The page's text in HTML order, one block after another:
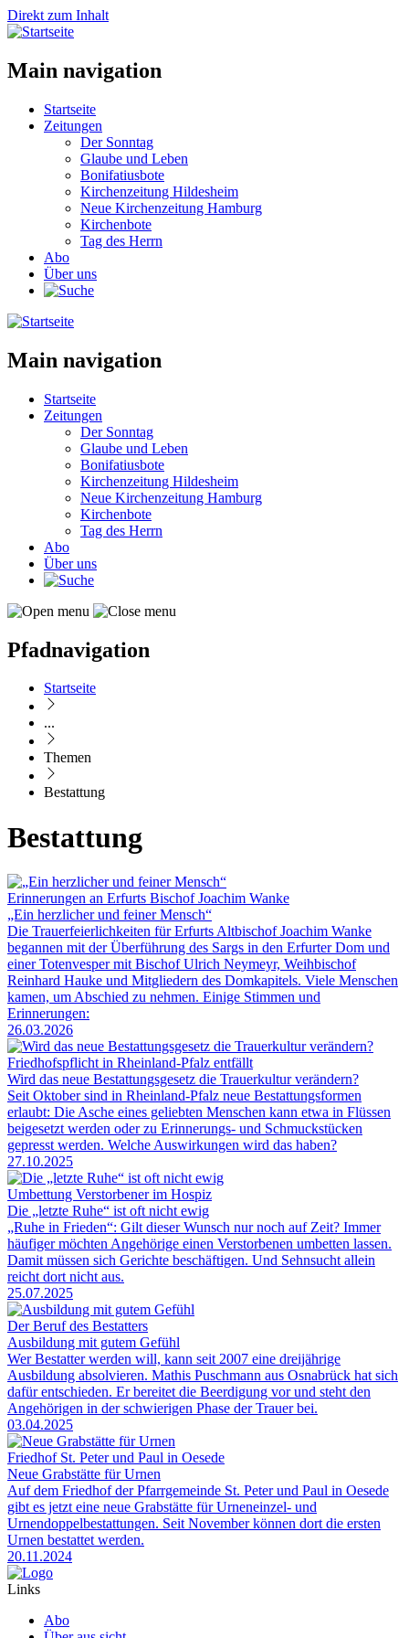
Direkt zum Inhalt
Main navigation
Startseite
Zeitungen
Der Sonntag
Glaube und Leben
Bonifatiusbote
Kirchenzeitung Hildesheim
Neue Kirchenzeitung Hamburg
Kirchenbote
Tag des Herrn
Abo
Über uns
Main navigation
Startseite
Zeitungen
Der Sonntag
Glaube und Leben
Bonifatiusbote
Kirchenzeitung Hildesheim
Neue Kirchenzeitung Hamburg
Kirchenbote
Tag des Herrn
Abo
Über uns
Pfadnavigation
Startseite
...
Themen
Bestattung
Bestattung
Erinnerungen an Erfurts Bischof Joachim Wanke
„Ein herzlicher und feiner Mensch“
Die Trauerfeierlichkeiten für Erfurts Altbischof Joachim Wanke
begannen mit der Überführung des Sargs in den Erfurter Dom und
einer Totenvesper mit Bischof Ulrich Neymeyr, Weihbischof
Reinhard Hauke und Mitgliedern des Domkapitels. Viele Menschen
kamen, um Abschied zu nehmen. Einige Stimmen und
Erinnerungen:
26.03.2026
Friedhofspflicht in Rheinland-Pfalz entfällt
Wird das neue Bestattungsgesetz die Trauerkultur verändern?
Seit Oktober sind in Rheinland-Pfalz neue Bestattungsformen
erlaubt: Die Asche eines geliebten Menschen kann etwa in Flüssen
beigesetzt werden oder zu Erinnerungs- und Schmuckstücken
gepresst werden. Welche Auswirkungen wird das haben?
27.10.2025
Umbettung Verstorbener im Hospiz
Die „letzte Ruhe“ ist oft nicht ewig
„Ruhe in Frieden“: Gilt dieser Wunsch nur noch auf Zeit? Immer
häufiger möchten Angehörige einen Verstorbenen umbetten lassen.
Damit müssen sich Gerichte beschäftigen. Und Sehnsucht allein
reicht dort nicht aus.
25.07.2025
Der Beruf des Bestatters
Ausbildung mit gutem Gefühl
Wer Bestatter werden will, kann seit 2007 eine dreijährige
Ausbildung absolvieren. Mathis Puschmann aus Osnabrück hat sich
dafür entschieden. Er bereitet die Beerdigung vor und steht den
Angehörigen in der schwierigen Phase der Trauer bei.
03.04.2025
Friedhof St. Peter und Paul in Oesede
Neue Grabstätte für Urnen
Auf dem Friedhof der Pfarrgemeinde St. Peter und Paul in Oesede
gibt es jetzt eine neue Grabstätte für Urneneinzel- und
Urnendoppelbestattungen. Seit November können dort die ersten
Urnen bestattet werden.
20.11.2024
Links
Abo